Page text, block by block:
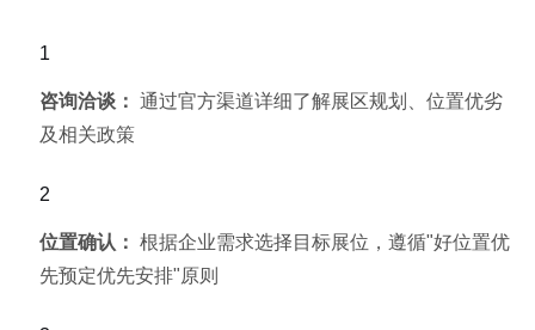
咨询洽谈： 通过官方渠道详细了解展区规划、位置优劣
及相关政策
位置确认： 根据企业需求选择目标展位，遵循"好位置优
先预定优先安排"原则